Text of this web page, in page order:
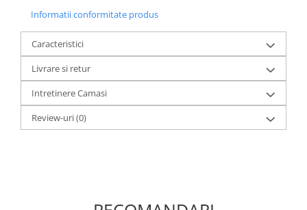
Informatii conformitate produs
Caracteristici
Livrare si retur
Intretinere Camasi
Review-uri(0)